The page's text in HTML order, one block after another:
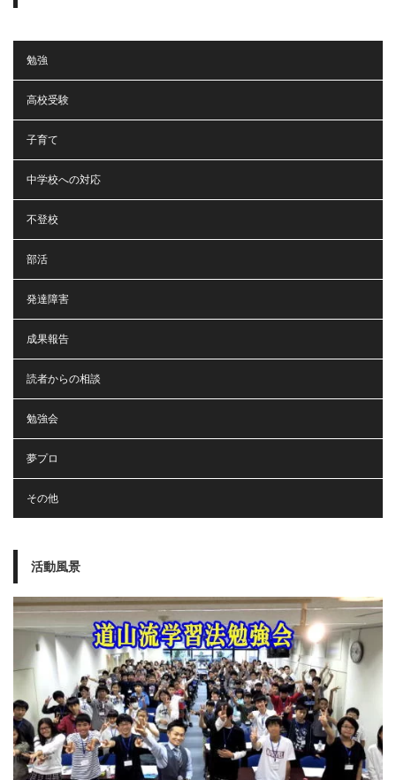
勉強
高校受験
子育て
中学校への対応
不登校
部活
発達障害
成果報告
読者からの相談
勉強会
夢プロ
その他
活動風景